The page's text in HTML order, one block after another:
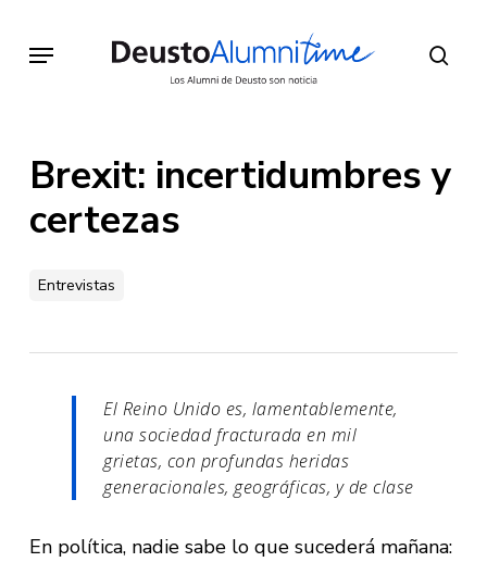
main
Menu
Brexit: incertidumbres y
certezas
Entrevistas
El Reino Unido es, lamentablemente,
una sociedad fracturada en mil
grietas, con profundas heridas
generacionales, geográficas, y de clase
En política, nadie sabe lo que sucederá mañana: